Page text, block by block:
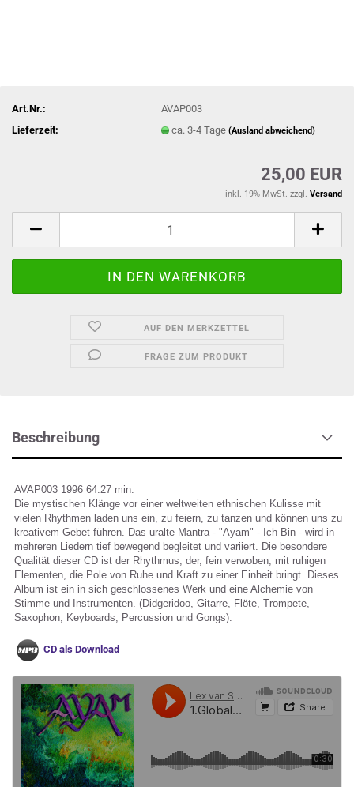
Art.Nr.:
AVAP003
Lieferzeit:
ca. 3-4 Tage(Ausland abweichend)
25,00 EUR
inkl. 19% MwSt. zzgl. Versand
AUF DEN MERKZETTEL
FRAGE ZUM PRODUKT
Beschreibung
AVAP003 1996 64:27 min.
Die mystischen Klänge vor einer weltweiten ethnischen Kulisse mit
vielen Rhythmen laden uns ein, zu feiern, zu tanzen und können uns zu
kreativem Gebet führen. Das uralte Mantra - "Ayam" - Ich Bin - wird in
mehreren Liedern tief bewegend begleitet und variiert. Die besondere
Qualität dieser CD ist der Rhythmus, der, fein verwoben, mit ruhigen
Elementen, die Pole von Ruhe und Kraft zu einer Einheit bringt. Dieses
Album ist ein in sich geschlossenes Werk und eine Alchemie von
Stimme und Instrumenten. (Didgeridoo, Gitarre, Flöte, Trompete,
Saxophon, Keyboards, Percussion und Gongs).
CD als Download